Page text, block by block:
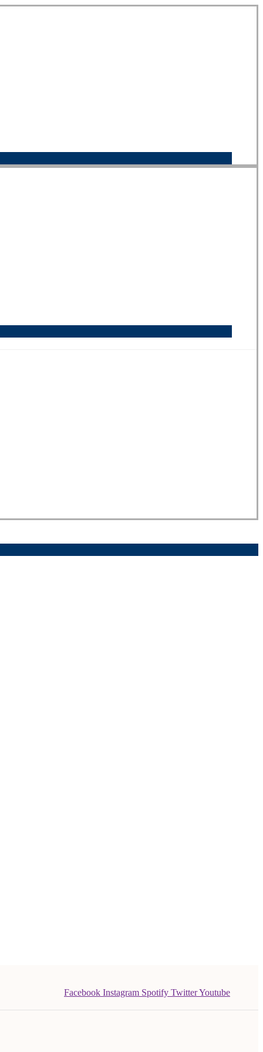
Facebook Instagram Spotify TwitterYoutube